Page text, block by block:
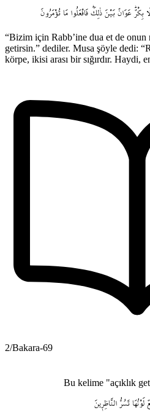
بِكْرٌۜ عَوَانٌ بَيْنَ ذٰلِكَۜ فَافْعَلُوا مَا تُؤْمَرُونَ
“Bizim için Rabb’ine dua et de
getirsin.” dediler. Musa şöyle dedi:
körpe, ikisi arası bir sığırdır. Haydi,
2/Bakara-69
Bu kelime "açıklık
لَوْنُهَا تَسُرُّ النَّاظِر۪ينَ